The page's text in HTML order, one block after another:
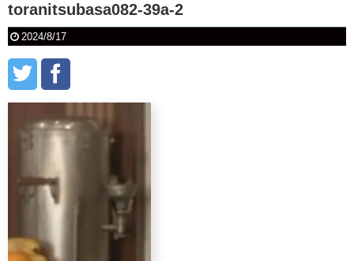
toranitsubasa082-39a-2
2024/8/17